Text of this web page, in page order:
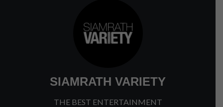
SIAMRATH VARIETY
THE BEST ENTERTAINMENT